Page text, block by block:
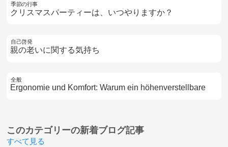
季節の行事
クリスマスパーティーは、いつやりますか？
自己啓発
親の老いに関する気持ち
全般
Ergonomie und Komfort: Warum ein höhenverstellbare
このカテゴリーの新着ブログ記事
すべて見る